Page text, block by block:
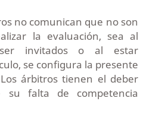
no comunican que no son
la evaluación, sea al
invitados o al estar
se configura la presente
árbitros tienen el deber
su falta de competencia